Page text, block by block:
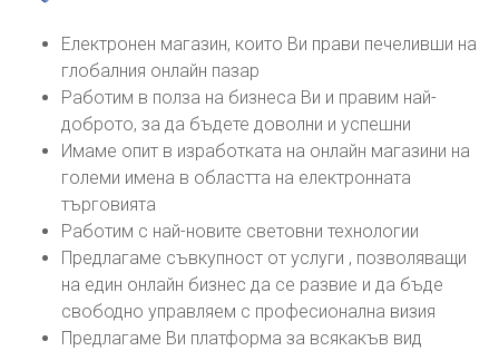
Електронен магазин, които Ви прави печеливши на
глобалния онлайн пазар
Работим в полза на бизнеса Ви и правим най-
доброто, за да бъдете доволни и успешни
Имаме опит в изработката на онлайн магазини на
големи имена в областта на електронната
търговията
Работим с най-новите световни технологии
Предлагаме съвкупност от услуги , позволяващи
на един онлайн бизнес да се развие и да бъде
свободно управляем с професионална визия
Предлагаме Ви платформа за всякакъв вид